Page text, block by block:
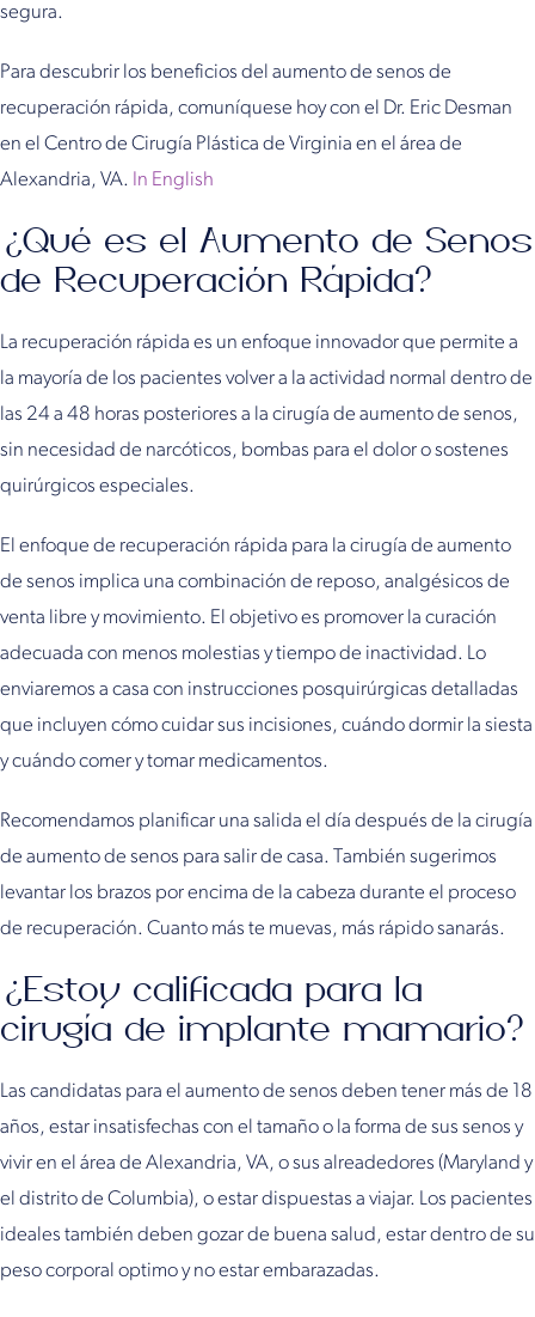
segura.
Para descubrir los beneficios del aumento de senos de
recuperación rápida, comuníquese hoy con el Dr. Eric Desman
en el Centro de Cirugía Plástica de Virginia en el área de
Alexandria, VA. In English
¿Qué es el Aumento de Senos
de Recuperación Rápida?
La recuperación rápida es un enfoque innovador que permite a
la mayoría de los pacientes volver a la actividad normal dentro de
las 24 a 48 horas posteriores a la cirugía de aumento de senos,
sin necesidad de narcóticos, bombas para el dolor o sostenes
quirúrgicos especiales.
El enfoque de recuperación rápida para la cirugía de aumento
de senos implica una combinación de reposo, analgésicos de
venta libre y movimiento. El objetivo es promover la curación
adecuada con menos molestias y tiempo de inactividad. Lo
enviaremos a casa con instrucciones posquirúrgicas detalladas
que incluyen cómo cuidar sus incisiones, cuándo dormir la siesta
y cuándo comer y tomar medicamentos.
Recomendamos planificar una salida el día después de la cirugía
de aumento de senos para salir de casa. También sugerimos
levantar los brazos por encima de la cabeza durante el proceso
de recuperación. Cuanto más te muevas, más rápido sanarás.
¿Estoy calificada para la
cirugía de implante mamario?
Las candidatas para el aumento de senos deben tener más de 18
años, estar insatisfechas con el tamaño o la forma de sus senos y
vivir en el área de Alexandria, VA, o sus alreadedores (Maryland y
el distrito de Columbia), o estar dispuestas a viajar. Los pacientes
ideales también deben gozar de buena salud, estar dentro de su
peso corporal optimo y no estar embarazadas.